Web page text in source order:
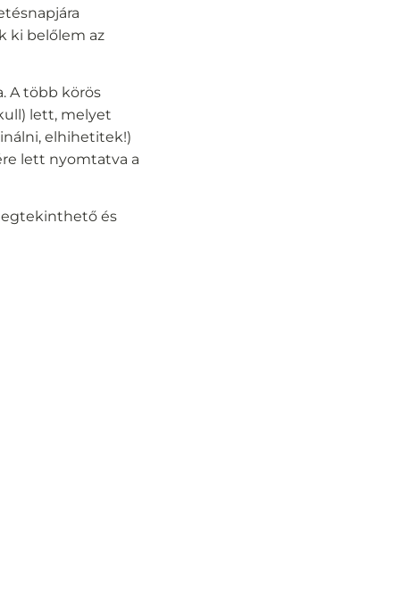
ki belőlem az
A több körös
lett, melyet
elhihetitek!)
lett nyomtatva a
és